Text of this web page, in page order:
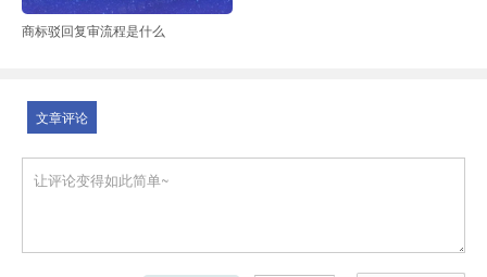
商标驳回复审流程是什么
文章评论